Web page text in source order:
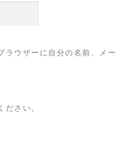
ラウザーに自分の名前、メー
さい。